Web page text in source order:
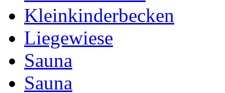
Kleinkinderbecken
Liegewiese
Sauna
Sauna